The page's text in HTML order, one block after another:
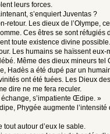
leurs forces.
s’enquiert Juventas ?
retour. Les dieux de l’Olympe,
Ces êtres se sont réfugiés
toute existence divine
Les humains se haïssent eux-
Même des dieux mineurs tel
Hadès a été dupé par un
ont été tuées. Les Dieux
dire ne me fera reculer.
échange, s’impatiente Œdipe. »
Phygée augmente l’intensité
tout autour d’eux le sable.